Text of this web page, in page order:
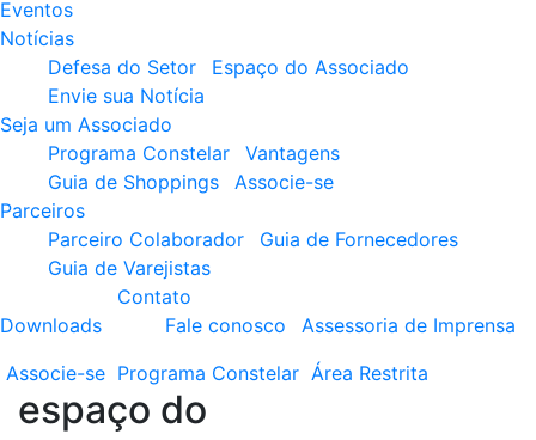
Eventos
Notícias
Defesa do Setor
Espaço do Associado
Envie sua Notícia
Seja um Associado
Programa Constelar
Vantagens
Guia de Shoppings
Associe-se
Parceiros
Parceiro Colaborador
Guia de Fornecedores
Guia de Varejistas
Downloads
Contato
Fale conosco
Assessoria de Imprensa
Associe-se Programa Constelar Área Restrita
espaço do